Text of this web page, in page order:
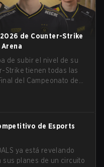
de Counter-Strike
de subir el nivel de su
Strike tienen todas las
del Campeonato de
el capítulo final
de Esports
ya está revelando
planes de un circuito